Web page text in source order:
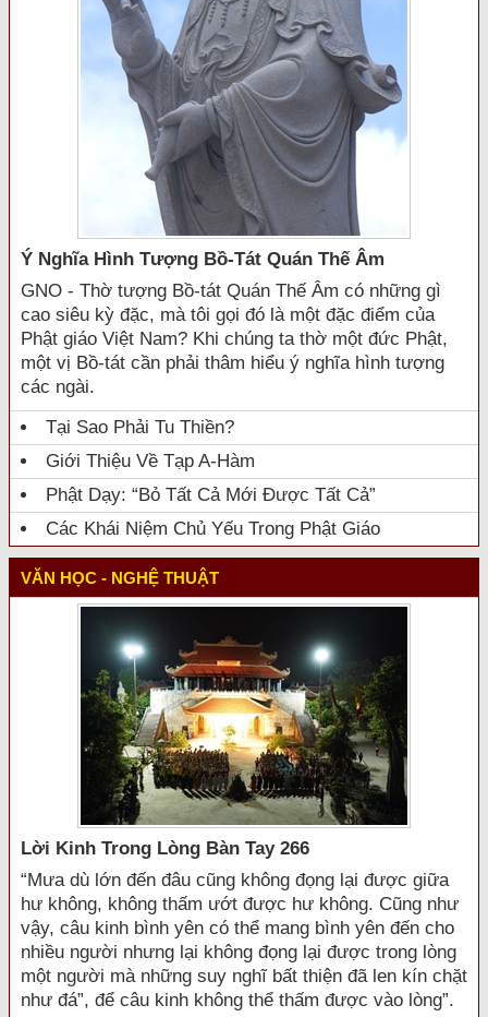
Ý Nghĩa Hình Tượng Bồ-Tát Quán Thế Âm
GNO - Thờ tượng Bồ-tát Quán Thế Âm có những gì
cao siêu kỳ đặc, mà tôi gọi đó là một đặc điểm của
Phật giáo Việt Nam? Khi chúng ta thờ một đức Phật,
một vị Bồ-tát cần phải thâm hiểu ý nghĩa hình tượng
các ngài.
Tại Sao Phải Tu Thiền?
Giới Thiệu Về Tạp A-Hàm
Phật Dạy: “Bỏ Tất Cả Mới Được Tất Cả”
Các Khái Niệm Chủ Yếu Trong Phật Giáo
VĂN HỌC - NGHỆ THUẬT
Lời Kinh Trong Lòng Bàn Tay 266
“Mưa dù lớn đến đâu cũng không đọng lại được giữa
hư không, không thấm ướt được hư không. Cũng như
vậy, câu kinh bình yên có thể mang bình yên đến cho
nhiều người nhưng lại không đọng lại được trong lòng
một người mà những suy nghĩ bất thiện đã len kín chặt
như đá”, để câu kinh không thể thấm được vào lòng”.